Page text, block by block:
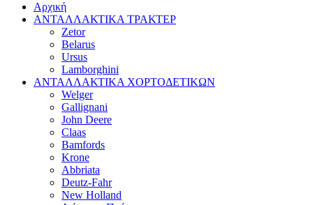
Αρχική
ΑΝΤΑΛΛΑΚΤΙΚΑ ΤΡΑΚΤΕΡ
Zetor
Belarus
Ursus
Lamborghini
ΑΝΤΑΛΛΑΚΤΙΚΑ ΧΟΡΤΟΔΕΤΙΚΩΝ
Welger
Gallignani
John Deere
Claas
Bamfords
Krone
Abbriata
Deutz-Fahr
New Holland